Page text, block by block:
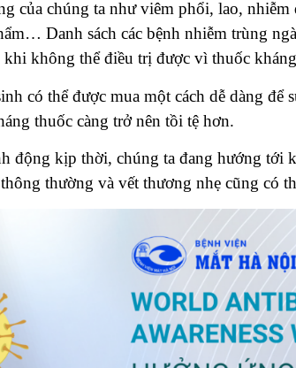
của chúng ta như viêm phổi, lao, nhiễm
Danh sách các bệnh nhiễm trùng
không thể điều trị được vì thuốc
có thể được mua một cách dễ dàng để
thuốc càng trở nên tồi tệ hơn.
động kịp thời, chúng ta đang hướng tới
thường và vết thương nhẹ cũng có